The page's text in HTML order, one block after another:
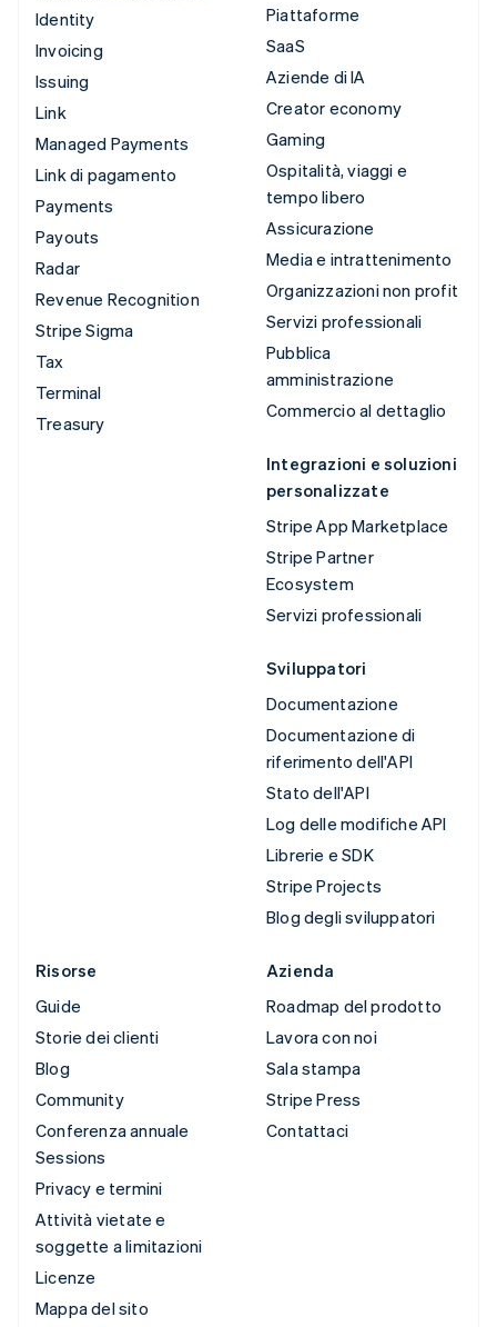
Identity
Invoicing
Issuing
Link
Managed Payments
Link di pagamento
Payments
Payouts
Radar
Revenue Recognition
Stripe Sigma
Tax
Terminal
Treasury
Piattaforme
SaaS
Aziende di IA
Creator economy
Gaming
Ospitalità, viaggi e
tempo libero
Assicurazione
Media e intrattenimento
Organizzazioni non profit
Servizi professionali
Pubblica
amministrazione
Commercio al dettaglio
Integrazioni e soluzioni
personalizzate
Stripe App Marketplace
Stripe Partner
Ecosystem
Servizi professionali
Sviluppatori
Documentazione
Documentazione di
riferimento dell'API
Stato dell'API
Log delle modifiche API
Librerie e SDK
Stripe Projects
Blog degli sviluppatori
Risorse
Guide
Storie dei clienti
Blog
Community
Conferenza annuale
Sessions
Privacy e termini
Attività vietate e
soggette a limitazioni
Licenze
Mappa del sito
Azienda
Roadmap del prodotto
Lavora con noi
Sala stampa
Stripe Press
Contattaci